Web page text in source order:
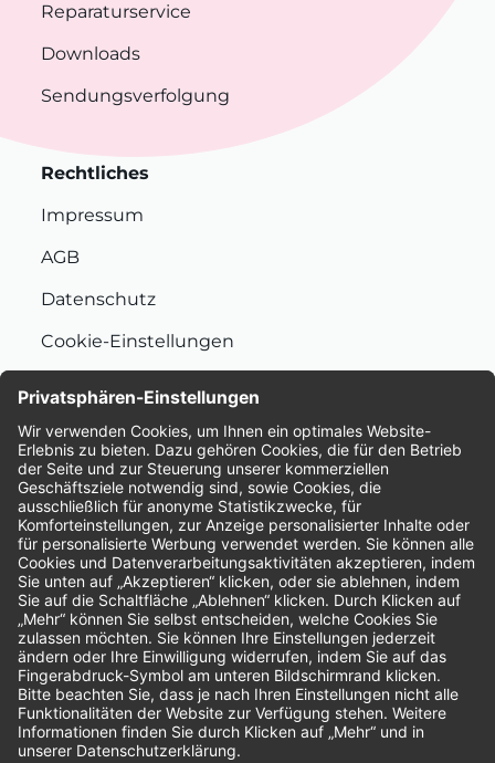
Reparaturservice
Downloads
Sendungsverfolgung
Rechtliches
Impressum
AGB
Datenschutz
Cookie-Einstellungen
Bewertungen